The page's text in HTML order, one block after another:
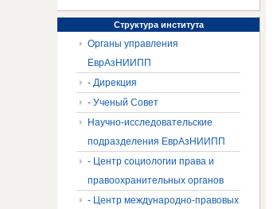
Структураинститута
Органы управления
ЕврАзНИИПП
- Дирекция
- Ученый Совет
Научно-исследовательские
подразделения ЕврАзНИИПП
- Центр социологии права и
правоохранительных органов
- Центр международно-правовых